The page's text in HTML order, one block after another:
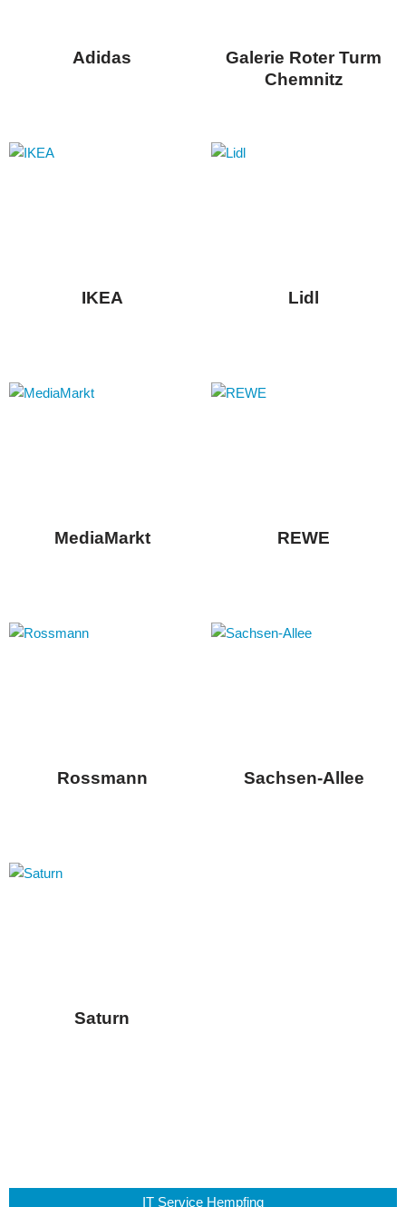
Adidas
Galerie Roter Turm
Chemnitz
IKEA Lidl
MediaMarkt REWE
Rossmann Sachsen-Allee
Saturn
IT Service Hempfing